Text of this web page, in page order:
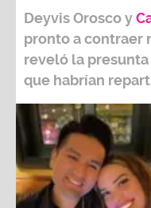
Deyvis Oroscoy
pronto a contraer
reveló la
que habrían